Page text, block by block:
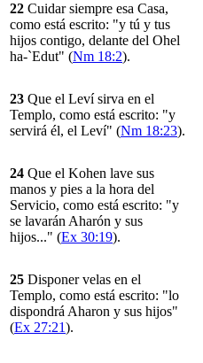
22 Cuidarsiempre esa Casa,
como está escrito: "y tú y tus
hijos contigo, delante del Ohel
ha-`Edut" (Nm 18:2).
23 Que el Leví sirva en el
Templo, como está escrito: "y
servirá él, el Leví" (Nm 18:23).
24 Que el Kohen lave sus
manos y pies a la hora del
Servicio, como está escrito: "y
se lavarán Aharón y sus
hijos..." (Ex 30:19).
25 Disponervelas en el
Templo, como está escrito: "lo
dispondrá Aharon y sus hijos"
(Ex 27:21).